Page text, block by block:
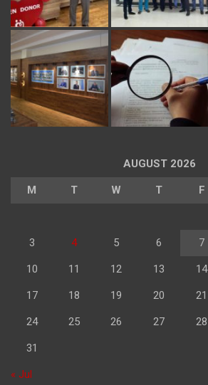
AUGUST 2026
M T W T F
3 4 5 6 7
10 11 12 13 14
17 18 19 20 21
24 25 26 27 28
31
« Jul